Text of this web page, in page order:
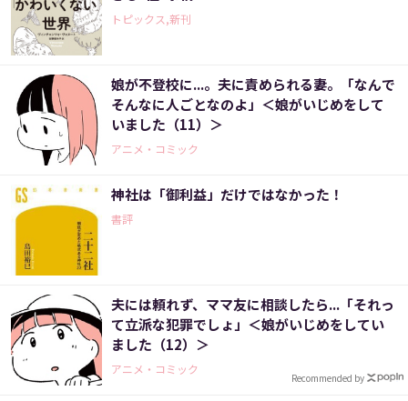
トピックス,新刊
娘が不登校に...。夫に責められる妻。「なんで
そんなに人ごとなのよ」＜娘がいじめをして
いました（11）＞
アニメ・コミック
神社は「御利益」だけではなかった！
書評
夫には頼れず、ママ友に相談したら...「それっ
て立派な犯罪でしょ」＜娘がいじめをしてい
ました（12）＞
アニメ・コミック
Recommended by